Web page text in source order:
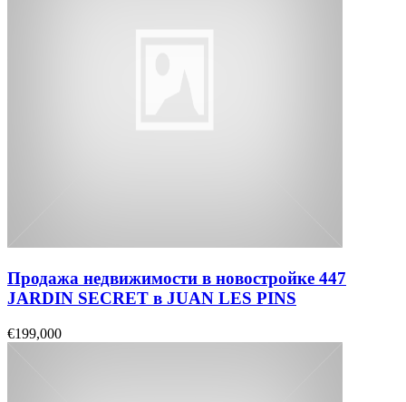
Продажа недвижимости в новостройке 447
JARDIN SECRET в JUAN LES PINS
€199,000